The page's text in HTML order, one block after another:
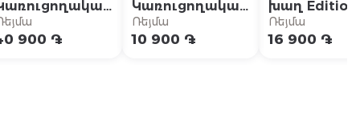
Duplo
900 ֏
Կառուցողական
խաղ Duplo
«Դինոզավր
Ռեյմա
10 900 ֏
խաղ
կրտսեր.
Ռեյմա
16 900 ֏